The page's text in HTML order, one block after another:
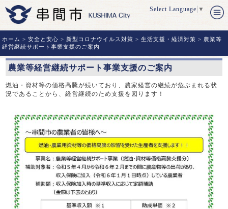
Select Language ▼
ホーム >安全と安心 > 新型コロナウイルス対策 >生活支援・経済対策 > 農業等
経営継続サポート事業支援のご案内
農業等経営継続サポート事業支援のご案内
燃油・資材等の価格高騰が続いており、農家経営の継続が危ぶまれる状
況であることから、経営継続のため支援を図ります！